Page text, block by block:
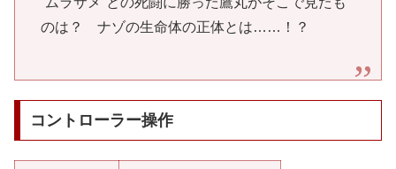
のは？ ナゾの生命体の正体とは……！？
コントローラー操作